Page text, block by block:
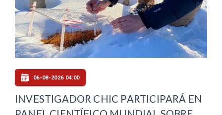
06-08-2026 04:00
INVESTIGADOR CHIC PARTICIPARÁ EN